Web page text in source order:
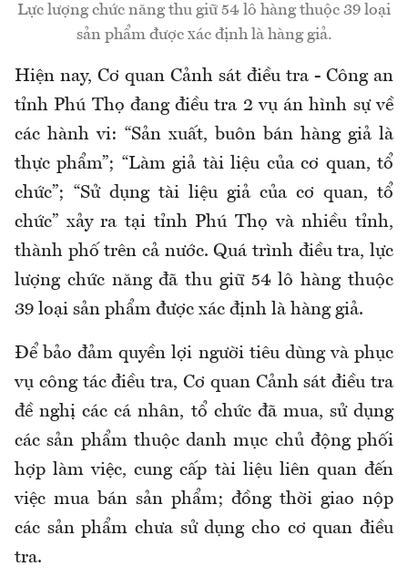
Lực lượng chức năng thu giữ 54 lô hàng thuộc 39 loại
sản phẩm được xác định là hàng giả.
Hiện nay, Cơ quan Cảnh sát điều tra - Công an
tỉnh Phú Thọ đang điều tra 2 vụ án hình sự về
các hành vi: “Sản xuất, buôn bán hàng giả là
thực phẩm”; “Làm giả tài liệu của cơ quan, tổ
chức”; “Sử dụng tài liệu giả của cơ quan, tổ
chức” xảy ra tại tỉnh Phú Thọ và nhiều tỉnh,
thành phố trên cả nước. Quá trình điều tra, lực
lượng chức năng đã thu giữ 54 lô hàng thuộc
39 loại sản phẩm được xác định là hàng giả.
Để bảo đảm quyền lợi người tiêu dùng và phục
vụ công tác điều tra, Cơ quan Cảnh sát điều tra
đề nghị các cá nhân, tổ chức đã mua, sử dụng
các sản phẩm thuộc danh mục chủ động phối
hợp làm việc, cung cấp tài liệu liên quan đến
việc mua bán sản phẩm; đồng thời giao nộp
các sản phẩm chưa sử dụng cho cơ quan điều
tra.